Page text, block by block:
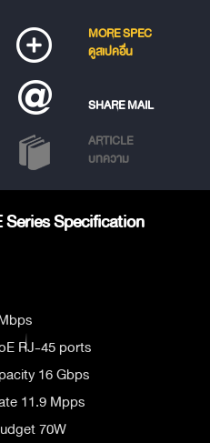
MORE SPEC
ดูสเปคอื่น
SHARE MAIL
ARTICLE
บทความ
Series Specification
RJ-45 ports
16 Gbps
11.9 Mpps
70W